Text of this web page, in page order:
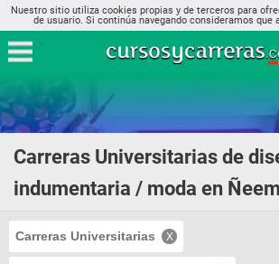
Nuestro sitio utiliza cookies propias y de terceros para
de usuario. Si continúa navegando consideramos que
Carreras Universitarias de
indumentaria / moda en
Carreras Universitarias